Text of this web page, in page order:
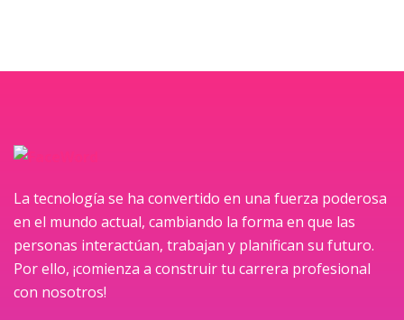
La tecnología se ha convertido en una fuerza poderosa
en el mundo actual, cambiando la forma en que las
personas interactúan, trabajan y planifican su futuro.
Por ello, ¡comienza a construir tu carrera profesional
con nosotros!